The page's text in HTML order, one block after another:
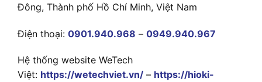
Đông, Thành phố Hồ Chí Minh, Việt Nam
Điện thoại: 0901.940.968 – 0949.940.967
Hệ thống website WeTech
Việt: https://wetechviet.vn/ – https://hioki-